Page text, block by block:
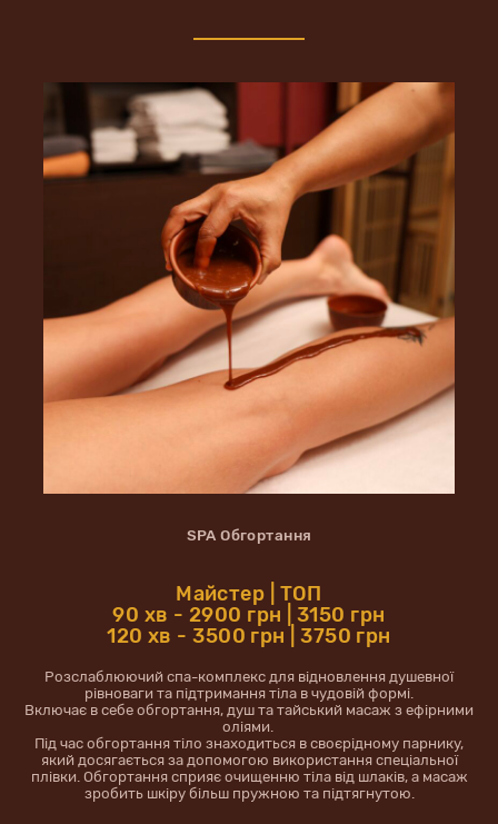
SPA Обгортання
Майстер | ТОП
90 хв - 2900 грн | 3150 грн
120 хв - 3500 грн | 3750 грн
Розслаблюючий спа-комплекс для відновлення душевної
рівноваги та підтримання тіла в чудовій формі.
Включає в себе обгортання, душ та тайський масаж з ефірними
оліями.
Під час обгортання тіло знаходиться в своєрідному парнику,
який досягається за допомогою використання спеціальної
плівки. Обгортання сприяє очищенню тіла від шлаків, а масаж
зробить шкіру більш пружною та підтягнутою.